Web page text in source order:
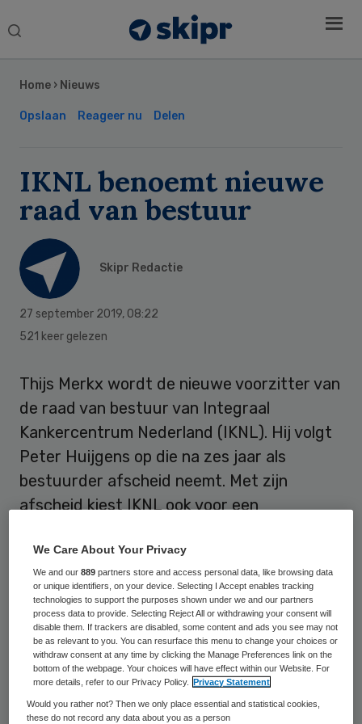
Search
Home › Nieuws
Opslaan Reageer nu Delen
IKNL benoemt nieuwe
raad van bestuur
Skipr Redactie
27 september 2019, 08:22
521 keer gelezen
Thijs Merkx wordt de nieuwe voorzitter van
de raad van bestuur van Integraal
Kankercentrum Nederland (IKNL). Hij volgt
Peter Huijgens op die na zes jaar als
bestuurder afscheid neemt. Met zijn
afscheid kiest IKNL ook voor een
als tweede bestuurder.
Merkxis hoogleraar mond-, kaak-, en
aangezichtsoncologie bij het Radboudumc.
Eerder was hij zes jaar voorzitter van de
Nederlandse Werkgroep Hoofd-Hals
Tumoren (NWHHT), waarin de
gespecialiseerde centra voor hoofd-hals
Sidebar
We Care About Your Privacy
We and our889 partners store and access personal data, like browsing data
or unique identifiers, on your device. Selecting I Accept enables tracking
technologies to support the purposes shown under we and our partners
process data to provide. Selecting Reject All or withdrawing your consent will
disable them. If trackers are disabled, some content and ads you see may not
be as relevant to you. You can resurface this menu to change your choices or
withdraw consent at any time by clicking the Manage Preferences link on the
bottom of the webpage. Your choices will have effect within our Website. For
more details, refer to our Privacy Policy.
Privacy Statement
Would you rather not? Then we only place essential and statistical cookies,
these do not record any data about you as a person